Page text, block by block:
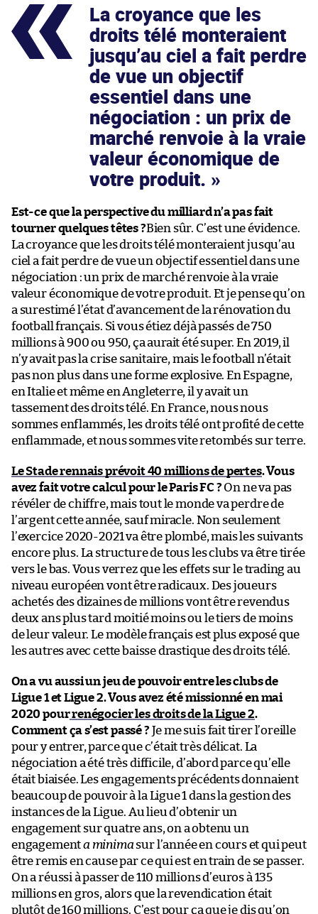
La croyance que les
droits télé monteraient
jusqu’au ciel a fait perdre
de vue un objectif
essentiel dans une
négociation : un prix de
marché renvoie à la vraie
valeur économique de
votre produit.
Est-ce que la perspective du milliard n’a pas fait
tourner quelques têtes ?Bien sûr. C’est une évidence.
La croyance que les droits télé monteraient jusqu’au
ciel a fait perdre de vue un objectif essentiel dans une
négociation : un prix de marché renvoie à la vraie
valeur économique de votre produit. Et je pense qu’on
a surestimé l’état d’avancement de la rénovation du
football français. Si vous étiez déjà passés de 750
millions à 900 ou 950, ça aurait été super. En 2019, il
n’y avait pas la crise sanitaire, mais le football n’était
pas non plus dans une forme explosive. En Espagne,
en Italie et même en Angleterre, il y avait un
tassement des droits télé. En France, nous nous
sommes enflammés, les droits télé ont profité de cette
enflammade, et nous sommes vite retombés sur terre.
Le Stade rennais prévoit 40 millions de pertes. Vous
avez fait votre calcul pour le Paris FC ? On ne va pas
révéler de chiffre, mais tout le monde va perdre de
l’argent cette année, sauf miracle. Non seulement
l’exercice 2020-2021 va être plombé, mais les suivants
encore plus. La structure de tous les clubs va être tirée
vers le bas. Vous verrez que les effets sur le trading au
niveau européen vont être radicaux. Des joueurs
achetés des dizaines de millions vont être revendus
deux ans plus tard moitié moins ou le tiers de moins
de leur valeur. Le modèle français est plus exposé que
les autres avec cette baisse drastique des droits télé.
On a vu aussi un jeu de pouvoir entre les clubs de
Ligue 1 et Ligue 2. Vous avez été missionné en mai
2020 pourrenégocier les droits de la Ligue 2.
Comment ça s’est passé ? Je me suis fait tirer l’oreille
pour y entrer, parce que c’était très délicat. La
négociation a été très difficile, d’abord parce qu’elle
était biaisée. Les engagements précédents donnaient
beaucoup de pouvoir à la Ligue 1 dans la gestion des
instances de la Ligue. Au lieu d’obtenir un
engagement sur quatre ans, on a obtenu un
engagementa minima sur l’année en cours et qui peut
être remis en cause par ce qui est en train de se passer.
On a réussi à passer de 110 millions d’euros à 135
millions en gros, alors que la revendication était
plutôt de 160 millions. C’est pour ça que je dis qu’on